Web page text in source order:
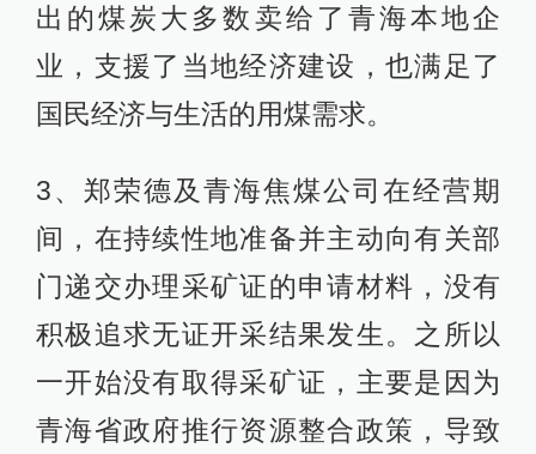
出的煤炭大多数卖给了青海本地企
业，支援了当地经济建设，也满足了
国民经济与生活的用煤需求。
3、郑荣德及青海焦煤公司在经营期
间，在持续性地准备并主动向有关部
门递交办理采矿证的申请材料，没有
积极追求无证开采结果发生。之所以
一开始没有取得采矿证，主要是因为
青海省政府推行资源整合政策，导致